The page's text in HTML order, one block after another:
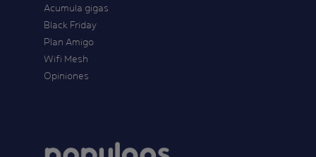
Acumula gigas
Black Friday
Plan Amigo
Wifi Mesh
Opiniones